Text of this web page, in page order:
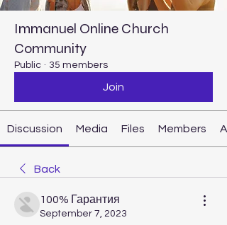
Immanuel Online Church
Community
Public · 35 members
Join
Discussion Media Files Members
Back
100% Гарантия
September 7, 2023